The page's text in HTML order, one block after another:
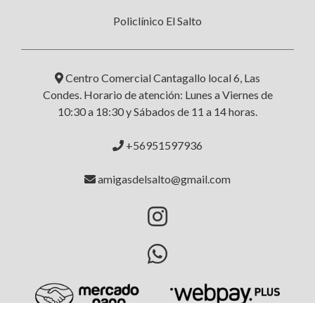
Policlínico El Salto
Centro Comercial Cantagallo local 6, Las
Condes. Horario de atención: Lunes a Viernes de
10:30 a 18:30 y Sábados de 11 a 14 horas.
+56951597936
amigasdelsalto@gmail.com